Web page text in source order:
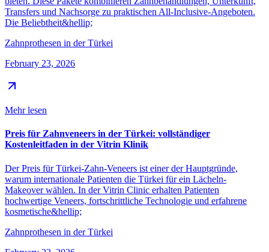
Transfers und Nachsorge zu praktischen All-Inclusive-Angeboten.
Die Beliebtheit&hellip;
Zahnprothesen in der Türkei
February 23, 2026
Mehr lesen
Preis für Zahnveneers in der Türkei: vollständiger
Kostenleitfaden in der Vitrin Klinik
Der Preis für Türkei-Zahn-Veneers ist einer der Hauptgründe,
warum internationale Patienten die Türkei für ein Lächeln-
Makeover wählen. In der Vitrin Clinic erhalten Patienten
hochwertige Veneers, fortschrittliche Technologie und erfahrene
kosmetische&hellip;
Zahnprothesen in der Türkei